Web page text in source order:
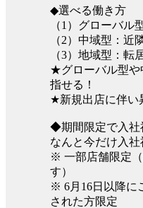
◆選べる働き方
（1）グローバル
（2）中域型：近
（3）地域型：転
★グローバル型や
指せる！
★新規出店に伴い
◆期間限定で入社
なんと今だけ入社
※ 一部店舗限定
す）
※ 6月16日以降に
された方限定